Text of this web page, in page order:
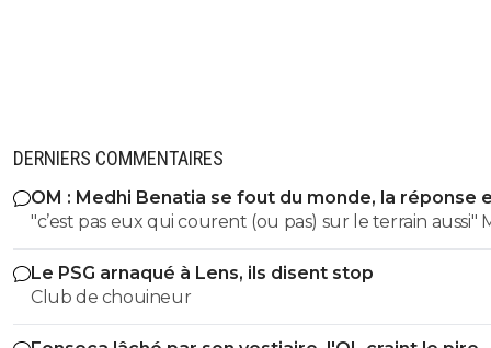
DERNIERS COMMENTAIRES
OM : Medhi Benatia se fout du monde, la réponse
violente
"c’est pas eux qui courent (ou pas) sur le terrain aussi" Merci
pour l'info heureusement que tu est la 😘
Le PSG arnaqué à Lens, ils disent stop
Club de chouineur